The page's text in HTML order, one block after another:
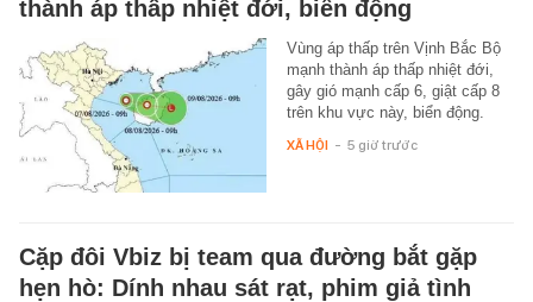
thành áp thấp nhiệt đới, biển động
Vùng áp thấp trên Vịnh Bắc Bộ
mạnh thành áp thấp nhiệt đới,
gây gió mạnh cấp 6, giật cấp 8
trên khu vực này, biển động.
XÃ HỘI - 5 giờ trước
Cặp đôi Vbiz bị team qua đường bắt gặp
hẹn hò: Dính nhau sát rạt, phim giả tình